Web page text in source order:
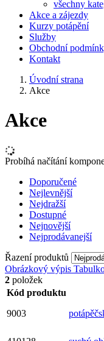
všechny
Akce a zájezdy
Kurzy potápění
Služby
Obchodní
Kontakt
Úvodní strana
Akce
Akce
Probíhá načítání
Doporučené
Nejlevnější
Nejdražší
Dostupné
Nejnovější
Nejprodávanejší
Řazení produktů
Obrázkový výpis
2 položek
Kód produktu
9003